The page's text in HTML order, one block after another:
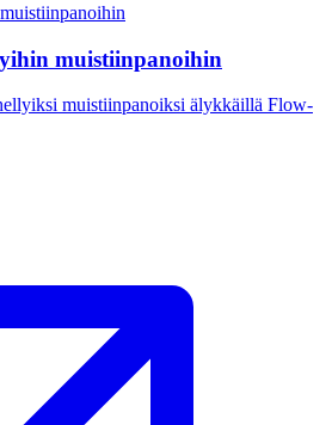
muistiinpanoihin
muistiinpanoiksi älykkäillä Flow-